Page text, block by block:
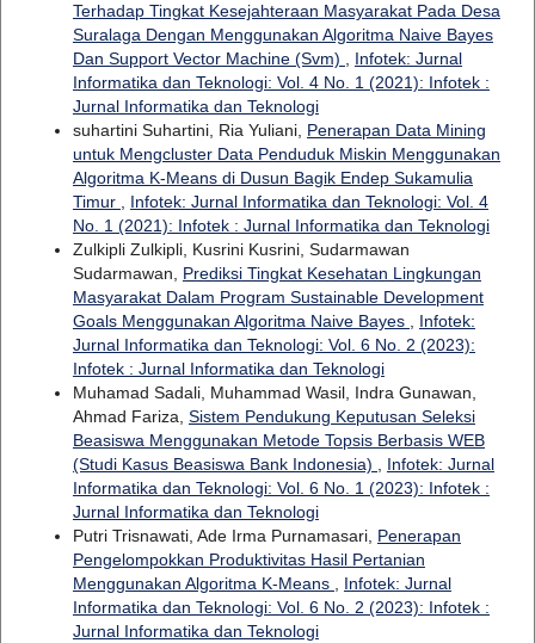
Terhadap Tingkat Kesejahteraan Masyarakat Pada Desa
Suralaga Dengan Menggunakan Algoritma Naive Bayes
Dan Support Vector Machine (Svm)
Infotek: Jurnal
Informatika dan Teknologi: Vol. 4 No. 1 (2021): Infotek :
Jurnal Informatika dan Teknologi
suhartini Suhartini, Ria Yuliani, Penerapan Data Mining
untuk Mengcluster Data Penduduk Miskin Menggunakan
Algoritma K-Means di Dusun Bagik Endep Sukamulia
Timur
Infotek: Jurnal Informatika dan Teknologi: Vol. 4
No. 1 (2021): Infotek : Jurnal Informatika dan Teknologi
Zulkipli Zulkipli, Kusrini Kusrini, Sudarmawan
Sudarmawan, Prediksi Tingkat Kesehatan Lingkungan
Masyarakat Dalam Program Sustainable Development
Goals Menggunakan Algoritma Naive Bayes
Infotek:
Jurnal Informatika dan Teknologi: Vol. 6 No. 2 (2023):
Infotek : Jurnal Informatika dan Teknologi
Muhamad Sadali, Muhammad Wasil, Indra Gunawan,
Ahmad Fariza, Sistem Pendukung Keputusan Seleksi
Beasiswa Menggunakan Metode Topsis Berbasis WEB
(Studi Kasus Beasiswa Bank Indonesia)
Infotek: Jurnal
Informatika dan Teknologi: Vol. 6 No. 1 (2023): Infotek :
Jurnal Informatika dan Teknologi
Putri Trisnawati, Ade Irma Purnamasari, Penerapan
Pengelompokkan Produktivitas Hasil Pertanian
Menggunakan Algoritma K-Means
Infotek: Jurnal
Informatika dan Teknologi: Vol. 6 No. 2 (2023): Infotek :
Jurnal Informatika dan Teknologi